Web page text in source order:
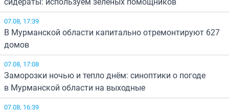
07.08, 17:39
В Мурманской области капитально отремонтируют 627
домов
07.08, 17:08
Заморозки ночью и тепло днём: синоптики о погоде
в Мурманской области на выходные
07.08, 16:39